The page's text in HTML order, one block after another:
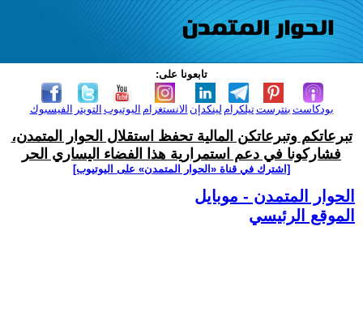
تابعونا على:
الفيسبوك التويتر اليوتيوب الانستغرام لينكدإن تيلكرامبنترست بودكاست
تبرعاتكم وتبرعاتكن المالية تحفظ استقلال الحوار المتمدن،
فشاركونا في دعم استمرارية هذا الفضاء اليساري الحر
[اشترك في قناة ‫«الحوار المتمدن» على اليوتيوب]
الحوار المتمدن - موبايل
الموقع الرئيسي